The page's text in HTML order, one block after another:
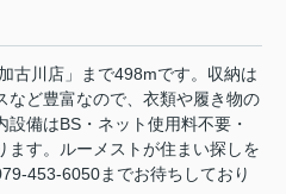
古川店」まで498mです。収納は
など豊富なので、衣類や履き物の
備はBS・ネット使用料不要・
ます。ルーメストが住まい探しを
453-6050までお待ちしており